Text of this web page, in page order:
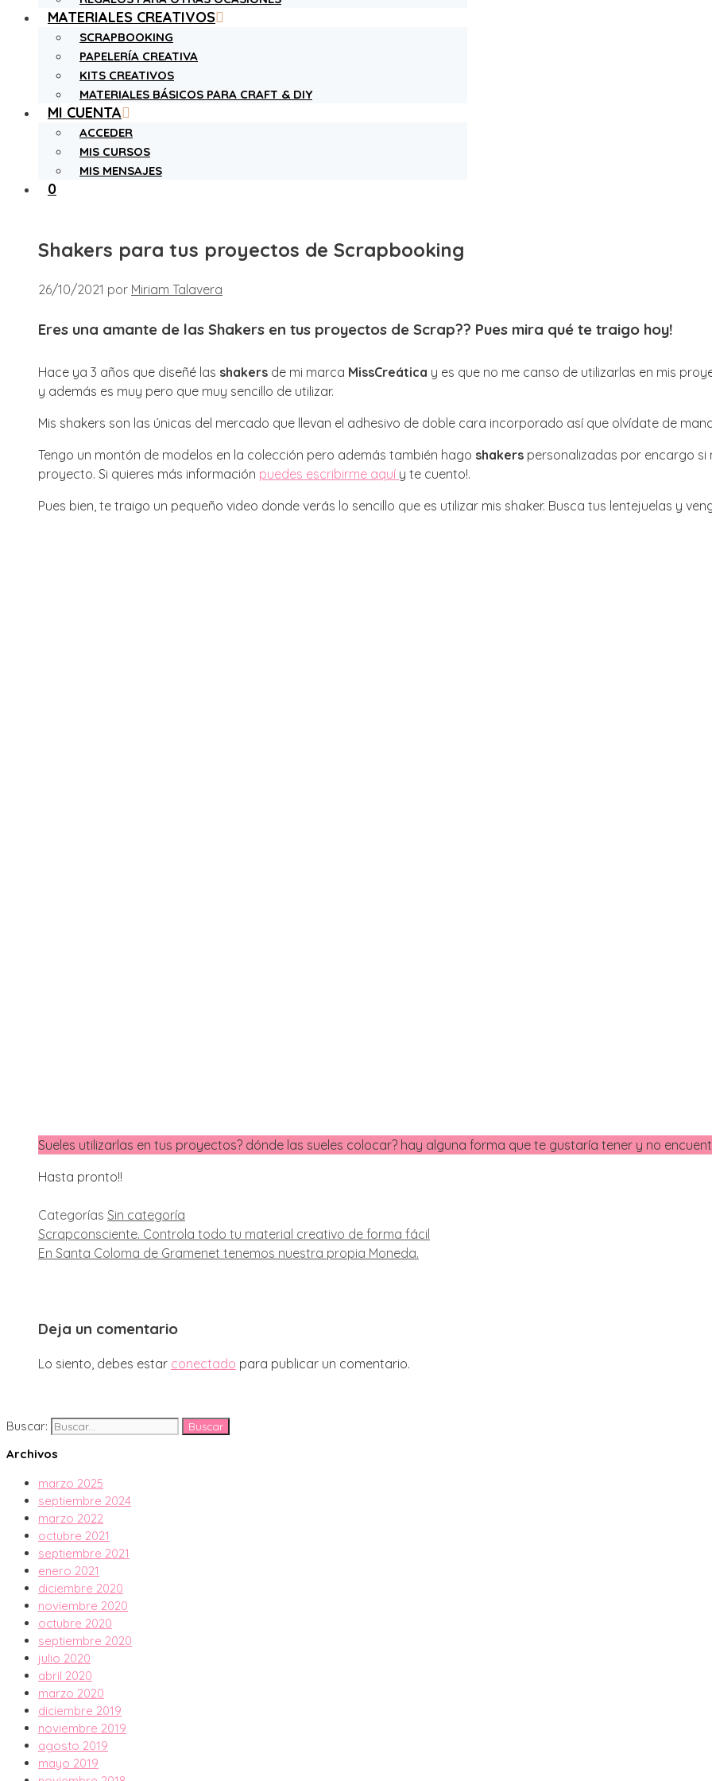
MATERIALES CREATIVOS
SCRAPBOOKING
PAPELERÍA CREATIVA
KITS CREATIVOS
MATERIALES BÁSICOS PARA CRAFT & DIY
MI CUENTA
ACCEDER
MIS CURSOS
MIS MENSAJES
0
Shakers para tus proyectos de Scrapbooking
26/10/2021 por Miriam Talavera
Eres una amante de las Shakers en tus proyectos de Scrap?? Pues mira qué te traigo hoy!
Hace ya 3 años que diseñé las shakers de mi marca MissCreática y es que no me canso de utilizarlas en mis
y además es muy pero que muy sencillo de utilizar.
Mis shakers son las únicas del mercado que llevan el adhesivo de doble cara incorporado así que olvídate de
Tengo un montón de modelos en la colección pero además también hago shakers personalizadas por encargo
proyecto. Si quieres más información puedes escribirme aquí y te cuento!.
Pues bien, te traigo un pequeño video donde verás lo sencillo que es utilizar mis shaker. Busca tus lentejuelas y
Sueles utilizarlas en tus proyectos? dónde las sueles colocar? hay alguna forma que te gustaría tener y no
Hasta pronto!!
Categorías Sin categoría
Scrapconsciente. Controla todo tu material creativo de forma fácil
En Santa Coloma de Gramenet tenemos nuestra propia Moneda.
Deja un comentario
Lo siento, debes estar conectado para publicar un comentario.
Buscar:
Archivos
marzo 2025
septiembre 2024
marzo 2022
octubre 2021
septiembre 2021
enero 2021
diciembre 2020
noviembre 2020
octubre 2020
septiembre 2020
julio 2020
abril 2020
marzo 2020
diciembre 2019
noviembre 2019
agosto 2019
mayo 2019